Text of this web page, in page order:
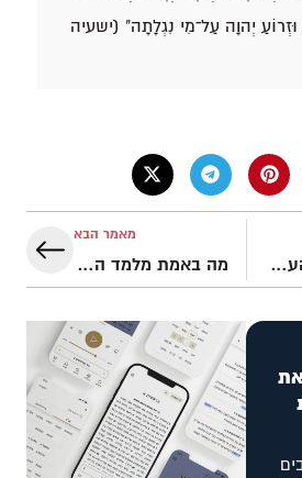
יְהוָה עַל־מִי נִגְלָתָה" (ישעיה
תנ״ך – הספר העל–טבעי
מאמר הבא
מה באמת מלמד התנ״ך על שה הפסח והכפרה?